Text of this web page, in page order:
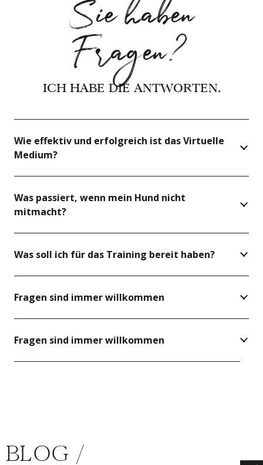
Sie haben
Fragen?
ICH HABE DIE ANTWORTEN.
Wie effektiv und erfolgreich ist das Virtuelle
Medium?
Was passiert, wenn mein Hund nicht
mitmacht?
Was soll ich für das Training bereit haben?
Fragen sind immer willkommen
Fragen sind immer willkommen
BLOG /